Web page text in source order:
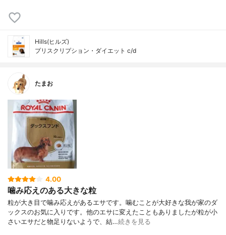
Hills(ヒルズ)
プリスクリプション・ダイエット c/d
たまお
4.00
噛み応えのある大きな粒
粒が大き目で噛み応えがあるエサです。噛むことが大好きな我が家のダ
ックスのお気に入りです。他のエサに変えたこともありましたが粒が小
さいエサだと物足りないようで、結…続きを見る